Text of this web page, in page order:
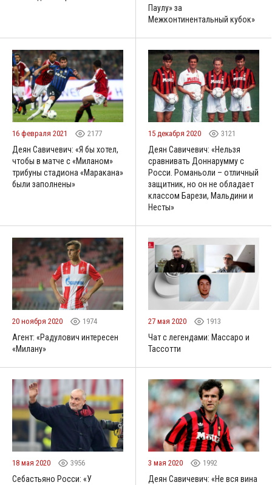
Паулу» за
Межконтинентальный кубок»
16 февраля 2021 2177
Деян Савичевич: «Я бы хотел,
чтобы в матче с «Миланом»
трибуны стадиона «Маракана»
были заполнены»
15 декабря 2020 3121
Деян Савичевич: «Нельзя
сравнивать Доннарумму с
Росси. Романьоли – отличный
защитник, но он не обладает
классом Барези, Мальдини и
Несты»
20 ноября 2020 1974
Агент: «Радулович интересен
«Милану»
27 мая 2020 1913
Чат с легендами: Массаро и
Тассотти
18 мая 2020 3956
Себастьяно Росси: «У
3 мая 2020 1992
Деян Савичевич: «Не вся вина